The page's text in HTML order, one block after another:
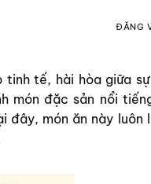
ĐĂNG
tinh tế, hài hòa giữa
món đặc sản nổi
đây, món ăn này